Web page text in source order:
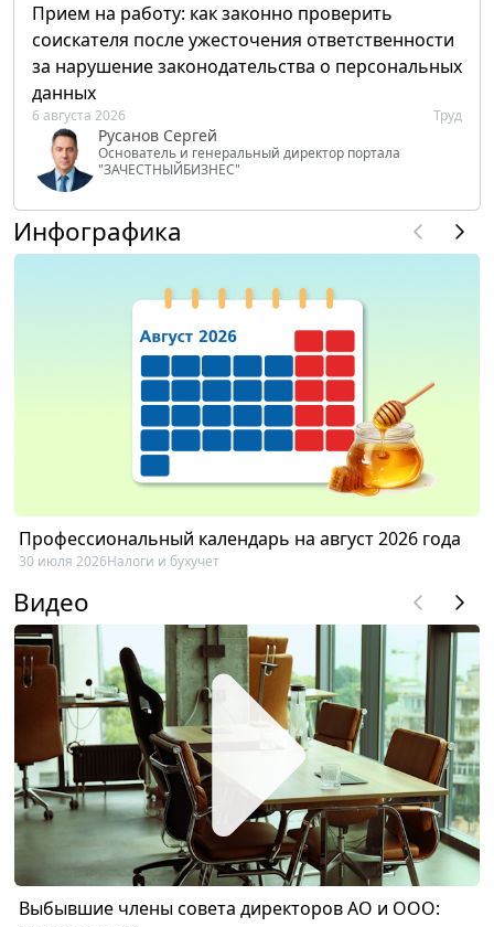
Прием на работу: как законно проверить
соискателя после ужесточения ответственности
за нарушение законодательства о персональных
данных
6 августа 2026 Труд
Русанов Сергей
Основатель и генеральный директор портала
"ЗАЧЕСТНЫЙБИЗНЕС"
Инфографика
Профессиональный календарь на август 2026 года
30 июля 2026Налоги и бухучет
Видео
Выбывшие члены совета директоров АО и ООО: